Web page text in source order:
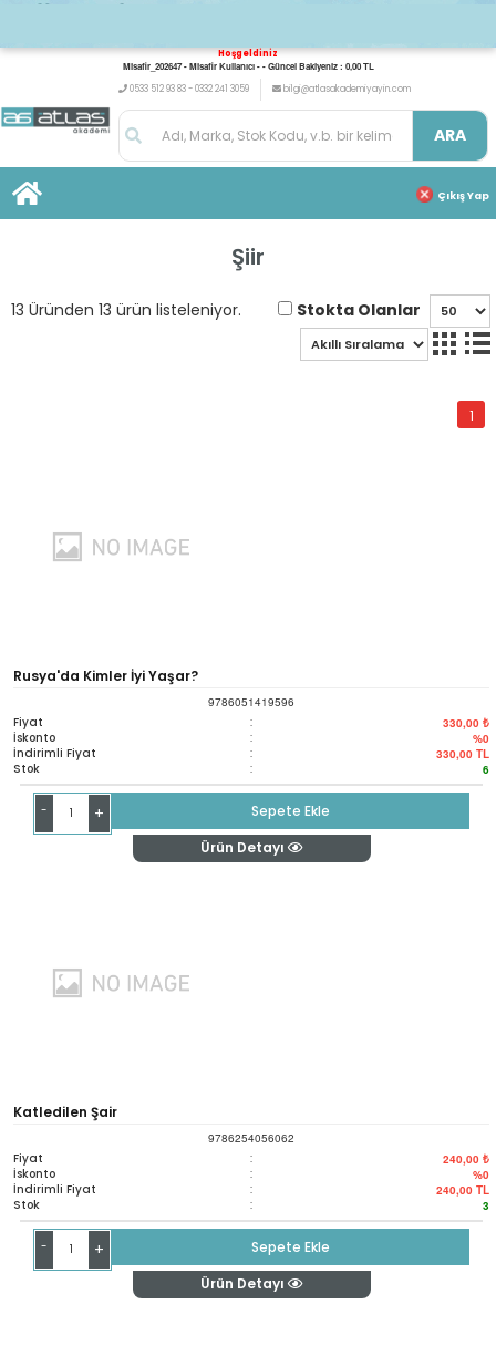
Hoşgeldiniz
Misafir_202647 - Misafir Kullanıcı - - Güncel Bakiyeniz : 0,00 TL
0533 512 93 83 - 0332 241 3059
bilgi@atlasakademiyayin.com
ARA
Çıkış Yap
Şiir
13 Üründen 13 ürün listeleniyor. Stokta Olanlar
1
Rusya'da Kimler İyi Yaşar?
9786051419596
Fiyat : 330,00 ₺
İskonto : %0
İndirimli Fiyat : 330,00 TL
Stok : 6
- +
Sepete Ekle
Ürün Detayı
Katledilen Şair
9786254056062
Fiyat : 240,00 ₺
İskonto : %0
İndirimli Fiyat : 240,00 TL
Stok : 3
- +
Sepete Ekle
Ürün Detayı